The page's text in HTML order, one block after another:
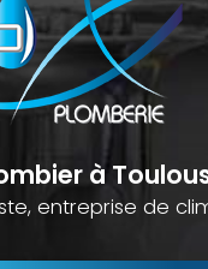
à
entreprise de